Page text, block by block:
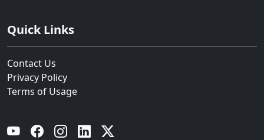
Quick Links
Contact Us
Privacy Policy
Terms of Usage
YouTube Facebook Instagram Linkedin